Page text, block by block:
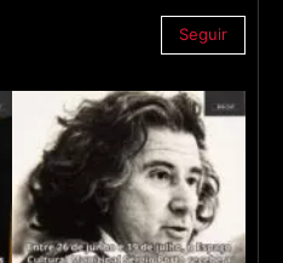
Seguir